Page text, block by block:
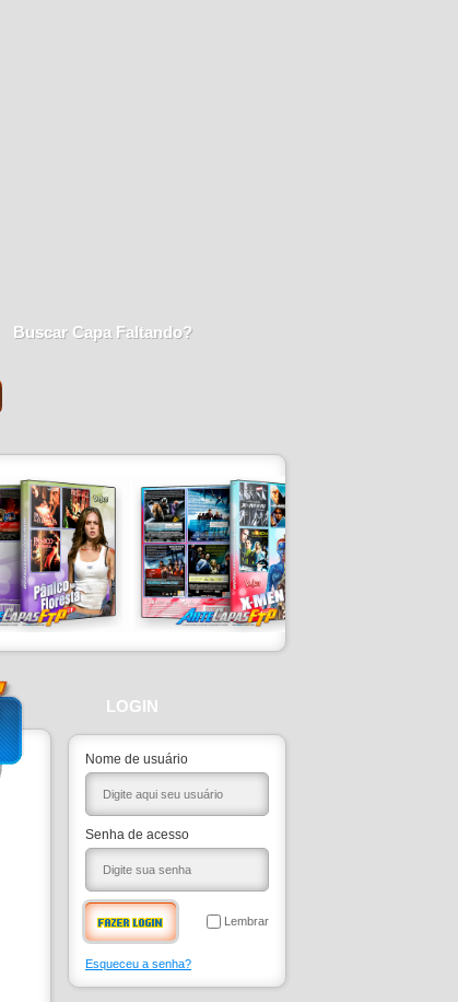
Buscar Capa Faltando?
LOGIN
Nome de usuário
Senha de acesso
Lembrar
Esqueceu a senha?